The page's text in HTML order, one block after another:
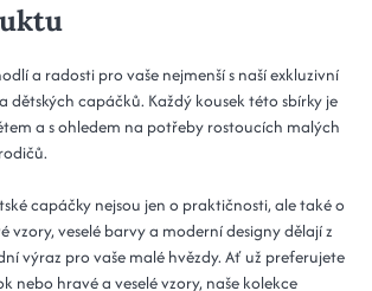
a radosti pro vaše nejmenší s naší exkluzivní
dětských capáčků. Každý kousek této sbírky je
a s ohledem na potřeby rostoucích malých
capáčky nejsou jen o praktičnosti, ale také o
vzory, veselé barvy a moderní designy dělají z
výraz pro vaše malé hvězdy. Ať už preferujete
nebo hravé a veselé vzory, naše kolekce